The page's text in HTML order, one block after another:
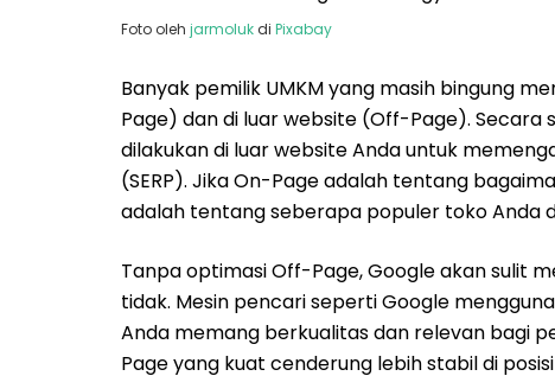
Foto oleh jarmoluk di Pixabay
Banyak pemilik UMKM yang masih bingung
Page) dan di luar website (Off-Page). Secara
dilakukan di luar website Anda untuk
(SERP). Jika On-Page adalah tentang
adalah tentang seberapa populer toko Anda
Tanpa optimasi Off-Page, Google akan sulit
tidak. Mesin pencari seperti Google
Anda memang berkualitas dan relevan bagi
Page yang kuat cenderung lebih stabil di